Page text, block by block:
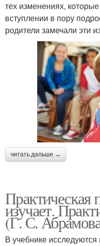
тех изменениях,
вступлении в пору
родители замечали эти
читать дальше →
Практическая
изучает.
(Г. С.
В учебнике